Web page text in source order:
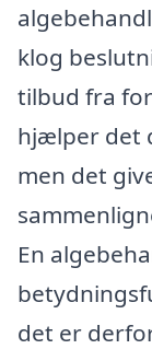
klog
tilbud fra
hjælper det
men det
En
det er